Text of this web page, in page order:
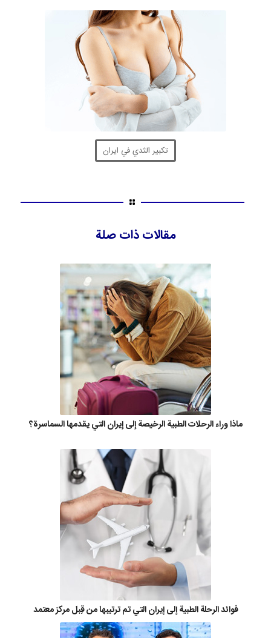
تكبير الثدي في ايران
مقالات ذات صلة
ماذا وراء الرحلات الطبية الرخيصة إلى إيران التي يقدمها السماسرة؟
فوائد الرحلة الطبية إلى إيران التي تم ترتيبها من قِبل مركز معتمد